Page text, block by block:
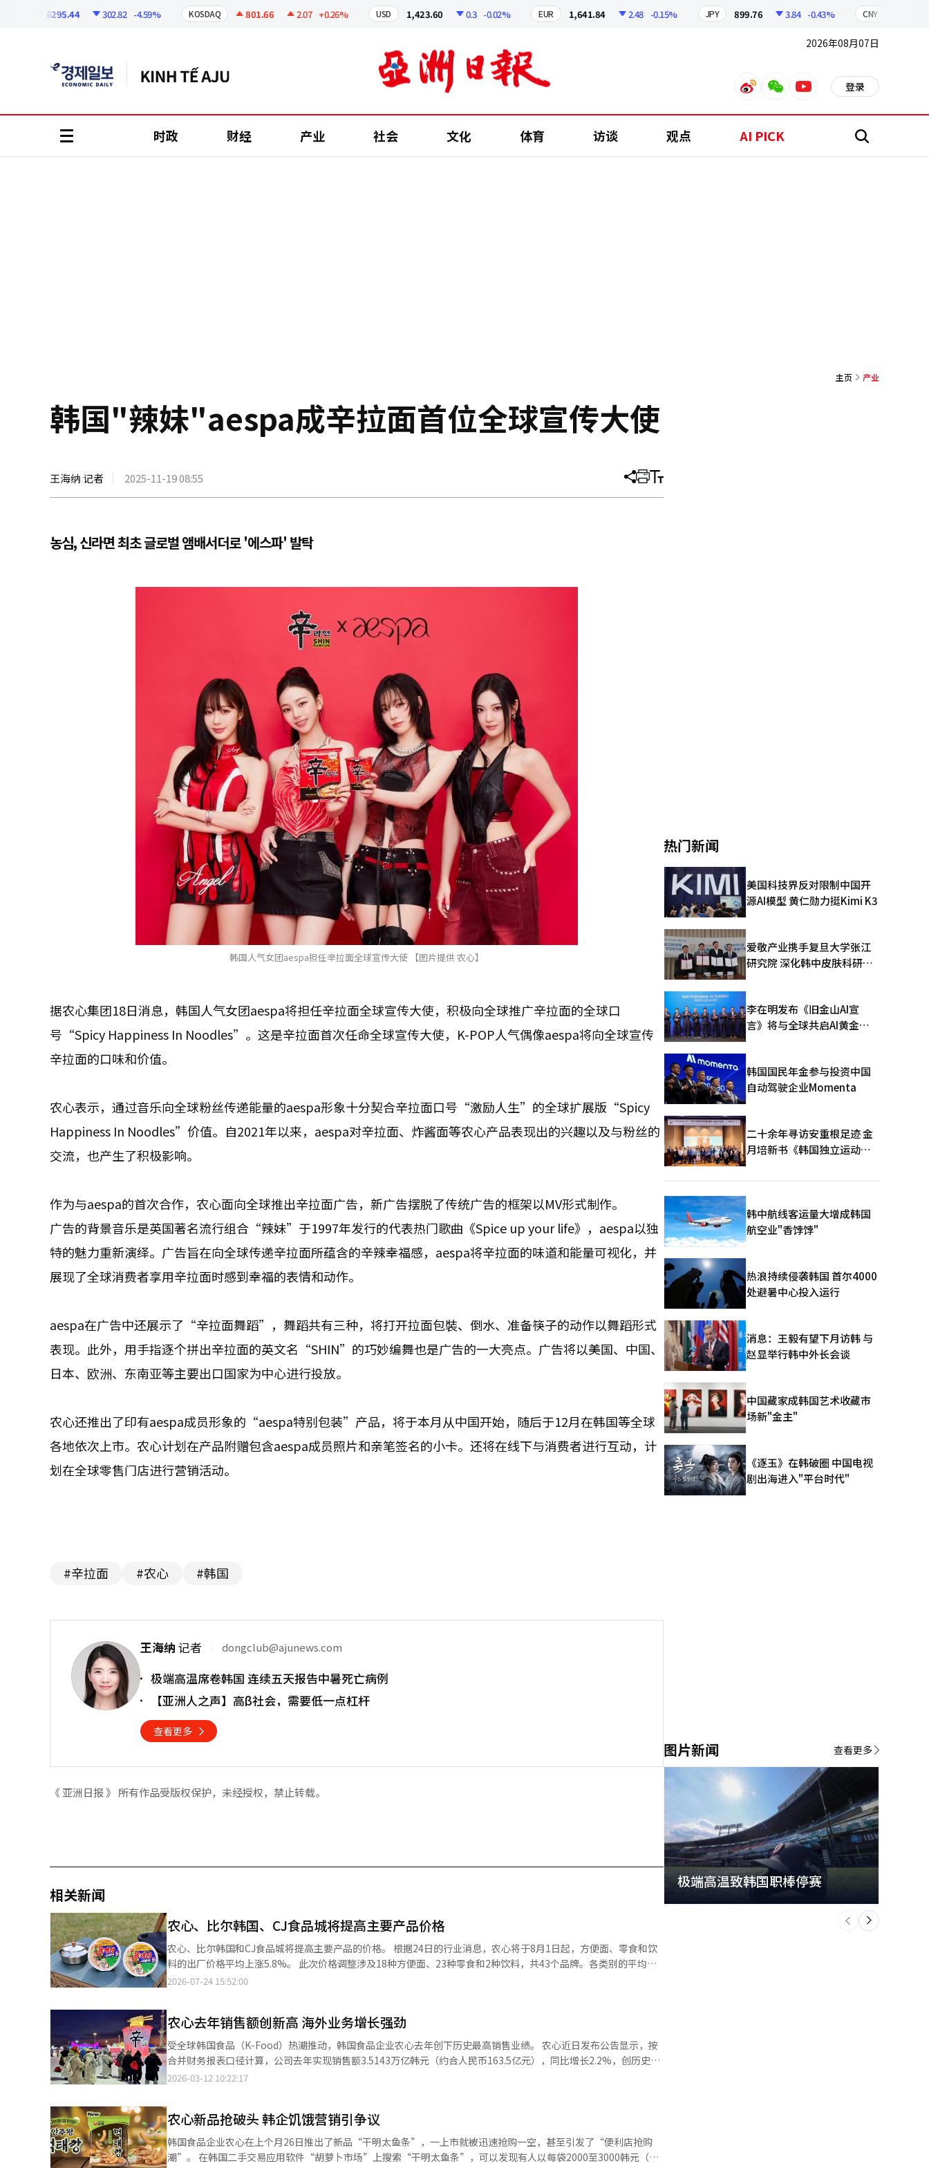
6295.44 302.82 -4.59% KOSDAQ 801.66 2.07 +0.26% USD 1,423.60 0.3 -0.02% EUR 1,641.84 2.48 -0.15% JPY 899.76 3.84 -0.43% CNY 210.96
2026年08月07日
weiboweixinyoutube 登录
时政 财经 产业 社会 文化 体育 访谈 观点 AI PICK 搜
主页 产业
韩国"辣妹"aespa成辛拉面首位全球宣传大使
王海纳 记者 2025-11-19 08:55 分
文
打 调
大
농심, 신라면 최초 글로벌 앰배서더로 '에스파' 발탁
韩国人气女团aespa担任辛拉面全球宣传大使 【图片提供 农心】
据农心集团18日消息，韩国人气女团aespa将担任辛拉面全球宣传大使，积极向全球推广辛拉面的全球口
号“Spicy Happiness In Noodles”。这是辛拉面首次任命全球宣传大使，K-POP人气偶像aespa将向全球宣传
辛拉面的口味和价值。
农心表示，通过音乐向全球粉丝传递能量的aespa形象十分契合辛拉面口号“激励人生”的全球扩展版“Spicy
Happiness In Noodles”价值。自2021年以来，aespa对辛拉面、炸酱面等农心产品表现出的兴趣以及与粉丝的
交流，也产生了积极影响。
作为与aespa的首次合作，农心面向全球推出辛拉面广告，新广告摆脱了传统广告的框架以MV形式制作。
广告的背景音乐是英国著名流行组合“辣妹”于1997年发行的代表热门歌曲《Spice up your life》，aespa以独
特的魅力重新演绎。广告旨在向全球传递辛拉面所蕴含的辛辣幸福感，aespa将辛拉面的味道和能量可视化，并
展现了全球消费者享用辛拉面时感到幸福的表情和动作。
aespa在广告中还展示了“辛拉面舞蹈”，舞蹈共有三种，将打开拉面包裝、倒水、准备筷子的动作以舞蹈形式
表现。此外，用手指逐个拼出辛拉面的英文名“SHIN”的巧妙编舞也是广告的一大亮点。广告将以美国、中国、
日本、欧洲、东南亚等主要出口国家为中心进行投放。
农心还推出了印有aespa成员形象的“aespa特别包装”产品，将于本月从中国开始，随后于12月在韩国等全球
各地依次上市。农心计划在产品附赠包含aespa成员照片和亲笔签名的小卡。还将在线下与消费者进行互动，计
划在全球零售门店进行营销活动。
#辛拉面 #农心 #韩国
王海纳 记者 dongclub@ajunews.com
极端高温席卷韩国 连续五天报告中暑死亡病例
【亚洲人之声】高β社会，需要低一点杠杆
查看更多
《 亚洲日报 》 所有作品受版权保护，未经授权，禁止转载。
相关新闻
农心、比尔韩国、CJ食品城将提高主要产品价格
农心、比尔韩国和CJ食品城将提高主要产品的价格。 根据24日的行业消息，农心将于8月1日起，方便面、零食和饮
料的出厂价格平均上涨5.8%。 此次价格调整涉及18种方便面、23种零食和2种饮料，共43个品牌。各类别的平均涨
幅为：方便面6.0%，零食5.5%，饮料7.7%。 因此，主要产品的建议零售价也将上涨。代表性方便面“肉酱面”的价
渠道逐步调整。 此次价格调整是自2025年3月以来，方便面时隔1年5个月的再次上涨，而虾条自2022年9月上涨后，
2023年降价，2025年再次调整至之前的价格。农心方面表示，这实际上是时隔3年11个月的涨价。 农心表示，累积
的成本压力已超出其自身吸收的范围。 农心相关人士表示：“由于国际形势导致的高汇率和高油价，包装材料等原材
料价格急剧上涨，国内业务的盈利能力大幅恶化。我们一直通过经营效率和成本控制来承受，但由于合作伙伴的供货
价格上涨，不得不做出调整。” 不过，农心决定保持占方便面销售63%的袋装方便面价格不变，以尽量减轻民众的
品促销，以减少消费者的实际涨价感受。 比尔韩国将于下月2日起，平均上涨6.5%的价格调整涉及39种甜甜圈。 主
要涨价项目包括：著名的糖霜甜甜圈和可可蜂蜜甜甜圈将从1700韩元上涨至1900韩元，奶油焦糖甜甜圈将从4100韩
元上涨至4200韩元。 部分产品价格则有所下降。比尔韩国自上月22日起，将“迪拜风格巧克力甜甜圈”三种产品的
价格降低了300至400韩元。 比尔韩国相关人士表示：“由于各项成本的上涨，不得不进行价格调整。” CJ食品城运
2026-07-24 15:52:00
农心去年销售额创新高 海外业务增长强劲
受全球韩国食品（K-Food）热潮推动，韩国食品企业农心去年创下历史最高销售业绩。 农心近日发布公告显示，按
合并财务报表口径计算，公司去年实现销售额3.5143万亿韩元（约合人民币163.5亿元），同比增长2.2%，创历史新
高；营业利润1839亿韩元，同比增长12.8%；营业利润率为5.2%。 农心表示，尽管韩国国内消费市场增长趋缓，但
地区表现来看，日本法人销售增长最为亮眼，销售额达1350亿韩元，同比增长26.9%；中国法人实现销售额1727亿
韩元，同比增长7.6%。相比之下，美国法人表现相对承压，销售额5243亿韩元，同比下降1.6%，营业利润270亿韩
元，同比下降43%。 展望今年，农心计划继续加快海外市场拓展步伐。在中国市场，随着差异化方便面和零食需求
2026-03-12 10:22:17
农心新品抢破头 韩企饥饿营销引争议
韩国食品企业农心在上个月26日推出了新品“干明太鱼条”，一上市就被迅速抢购一空，甚至引发了“便利店抢购
潮”。 在韩国二手交易应用软件“胡萝卜市场”上搜索“干明太鱼条”，可以发现有人以每袋2000至3000韩元（约
热门新闻
美国科技界反对限制中国开
源AI模型 黄仁勋力挺Kimi K3
爱敬产业携手复旦大学张江
研究院 深化韩中皮肤科研合
李在明发布《旧金山AI宣
言》将与全球共启AI黄金时
韩国国民年金参与投资中国
自动驾驶企业Momenta
二十余年寻访安重根足迹 金
月培新书《韩国独立运动圣
版
韩中航线客运量大增成韩国
航空业"香饽饽"
热浪持续侵袭韩国 首尔4000
处避暑中心投入运行
消息：王毅有望下月访韩 与
赵显举行韩中外长会谈
中国藏家成韩国艺术收藏市
场新"金主"
《逐玉》在韩破圈 中国电视
剧出海进入"平台时代"
图片新闻
极端高温致韩国职棒停赛
下
一
个
查看更多